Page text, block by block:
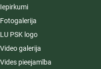
Iepirkumi
Fotogalerija
LU PSK logo
Video galerija
Vides pieejamība